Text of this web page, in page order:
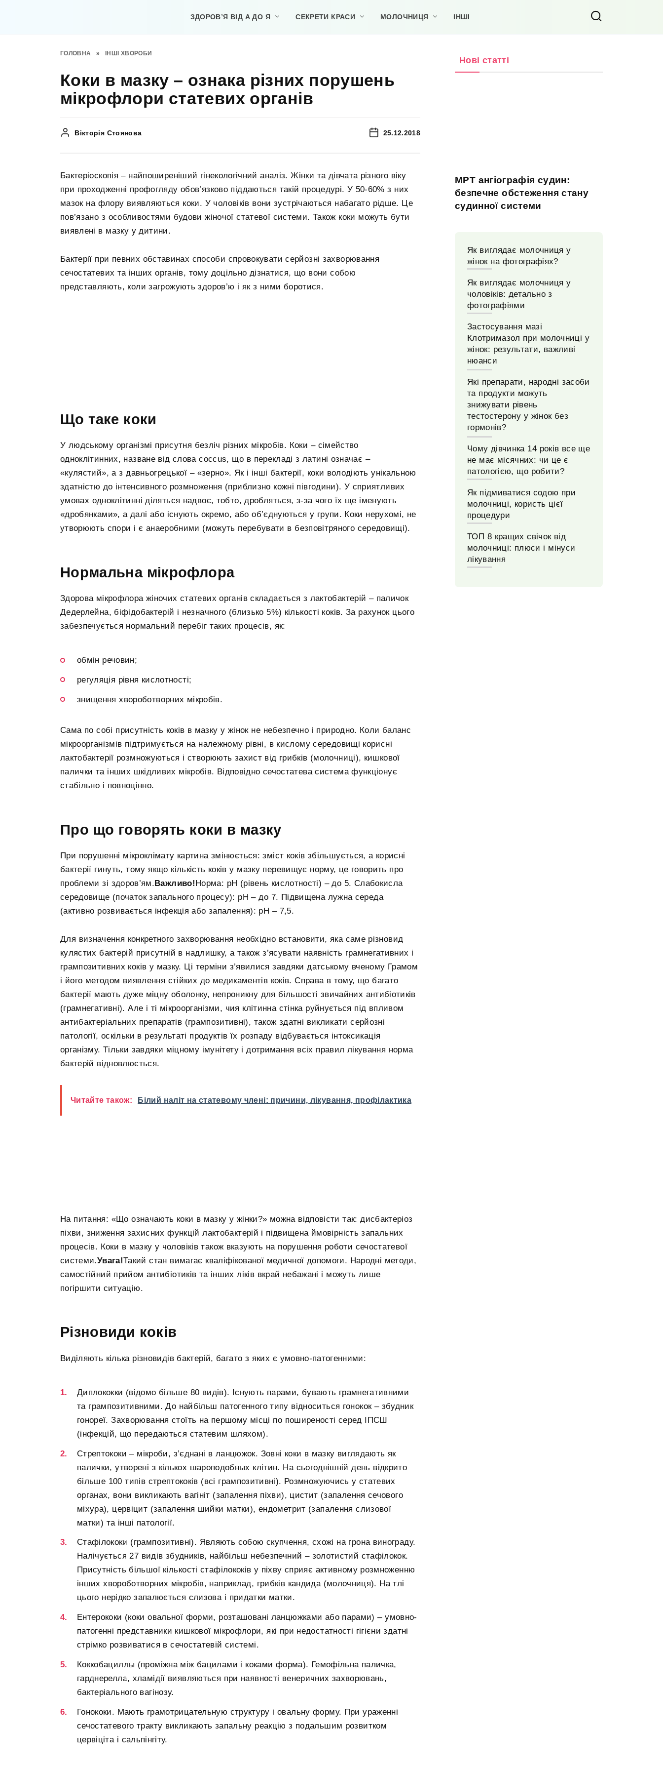
ЗДОРОВ’Я ВІД А ДО Я СЕКРЕТИ КРАСИ МОЛОЧНИЦЯ ІНШІ
ГОЛОВНА » ІНШІ ХВОРОБИ
Коки в мазку – ознака різних порушень
мікрофлори статевих органів
Вікторія Стоянова 25.12.2018
Бактеріоскопія – найпоширеніший гінекологічний аналіз. Жінки та дівчата різного віку
при проходженні профогляду обов’язково піддаються такій процедурі. У 50-60% з них
мазок на флору виявляються коки. У чоловіків вони зустрічаються набагато рідше. Це
пов’язано з особливостями будови жіночої статевої системи. Також коки можуть бути
виявлені в мазку у дитини.
Бактерії при певних обставинах способи спровокувати серйозні захворювання
сечостатевих та інших органів, тому доцільно дізнатися, що вони собою
представляють, коли загрожують здоров’ю і як з ними боротися.
Що таке коки
У людському організмі присутня безліч різних мікробів. Коки – сімейство
одноклітинних, назване від слова coccus, що в перекладі з латині означає –
«кулястий», а з давньогрецької – «зерно». Як і інші бактерії, коки володіють унікальною
здатністю до інтенсивного розмноження (приблизно кожні півгодини). У сприятливих
умовах одноклітинні діляться надвоє, тобто, дробляться, з-за чого їх ще іменують
«дробянками», а далі або існують окремо, або об’єднуються у групи. Коки нерухомі, не
утворюють спори і є анаеробними (можуть перебувати в безповітряного середовищі).
Нормальна мікрофлора
Здорова мікрофлора жіночих статевих органів складається з лактобактерій – паличок
Дедерлейна, біфідобактерій і незначного (близько 5%) кількості коків. За рахунок цього
забезпечується нормальний перебіг таких процесів, як:
обмін речовин;
регуляція рівня кислотності;
знищення хвороботворних мікробів.
Сама по собі присутність коків в мазку у жінок не небезпечно і природно. Коли баланс
мікроорганізмів підтримується на належному рівні, в кислому середовищі корисні
лактобактерії розмножуються і створюють захист від грибків (молочниці), кишкової
палички та інших шкідливих мікробів. Відповідно сечостатева система функціонує
стабільно і повноцінно.
Про що говорять коки в мазку
При порушенні мікроклімату картина змінюється: зміст коків збільшується, а корисні
бактерії гинуть, тому якщо кількість коків у мазку перевищує норму, це говорить про
проблеми зі здоров’ям.Важливо!Норма: рН (рівень кислотності) – до 5. Слабокисла
середовище (початок запального процесу): рН – до 7. Підвищена лужна середа
(активно розвивається інфекція або запалення): рН – 7,5.
Для визначення конкретного захворювання необхідно встановити, яка саме різновид
кулястих бактерій присутній в надлишку, а також з’ясувати наявність грамнегативних і
грампозитивних коків у мазку. Ці терміни з’явилися завдяки датському вченому Грамом
і його методом виявлення стійких до медикаментів коків. Справа в тому, що багато
бактерії мають дуже міцну оболонку, непроникну для більшості звичайних антибіотиків
(грамнегативні). Але і ті мікроорганізми, чия клітинна стінка руйнується під впливом
антибактеріальних препаратів (грампозитивні), також здатні викликати серйозні
патології, оскільки в результаті продуктів їх розпаду відбувається інтоксикація
організму. Тільки завдяки міцному імунітету і дотримання всіх правил лікування норма
бактерій відновлюється.
Читайте також: Білий наліт на статевому члені: причини, лікування, профілактика
На питання: «Що означають коки в мазку у жінки?» можна відповісти так: дисбактеріоз
піхви, зниження захисних функцій лактобактерій і підвищена ймовірність запальних
процесів. Коки в мазку у чоловіків також вказують на порушення роботи сечостатевої
системи.Увага!Такий стан вимагає кваліфікованої медичної допомоги. Народні методи,
самостійний прийом антибіотиків та інших ліків вкрай небажані і можуть лише
погіршити ситуацію.
Різновиди коків
Виділяють кілька різновидів бактерій, багато з яких є умовно-патогенними:
Диплококки (відомо більше 80 видів). Існують парами, бувають грамнегативними
та грампозитивними. До найбільш патогенного типу відноситься гонокок – збудник
гонореї. Захворювання стоїть на першому місці по поширеності серед ІПСШ
(інфекцій, що передаються статевим шляхом).
Стрептококи – мікроби, з’єднані в ланцюжок. Зовні коки в мазку виглядають як
палички, утворені з кількох шароподобных клітин. На сьогоднішній день відкрито
більше 100 типів стрептококів (всі грампозитивні). Розмножуючись у статевих
органах, вони викликають вагініт (запалення піхви), цистит (запалення сечового
міхура), цервіцит (запалення шийки матки), ендометрит (запалення слизової
матки) та інші патології.
Стафілококи (грампозитивні). Являють собою скупчення, схожі на грона винограду.
Налічується 27 видів збудників, найбільш небезпечний – золотистий стафілокок.
Присутність більшої кількості стафілококів у піхву сприяє активному розмноженню
інших хвороботворних мікробів, наприклад, грибків кандида (молочниця). На тлі
цього нерідко запалюється слизова і придатки матки.
Ентерококи (коки овальної форми, розташовані ланцюжками або парами) – умовно-
патогенні представники кишкової мікрофлори, які при недостатності гігієни здатні
стрімко розвиватися в сечостатевій системі.
Коккобациллы (проміжна між бацилами і коками форма). Гемофільна паличка,
гарднерелла, хламідії виявляються при наявності венеричних захворювань,
бактеріального вагінозу.
Гонококи. Мають грамотрицательную структуру і овальну форму. При ураженні
сечостатевого тракту викликають запальну реакцію з подальшим розвитком
цервіціта і сальпінгіту.
Нові статті
МРТ ангіографія судин:
безпечне обстеження стану
судинної системи
Як виглядає молочниця у
жінок на фотографіях?
Як виглядає молочниця у
чоловіків: детально з
фотографіями
Застосування мазі
Клотримазол при молочниці у
жінок: результати, важливі
нюанси
Які препарати, народні засоби
та продукти можуть
знижувати рівень
тестостерону у жінок без
гормонів?
Чому дівчинка 14 років все ще
не має місячних: чи це є
патологією, що робити?
Як підмиватися содою при
молочниці, користь цієї
процедури
ТОП 8 кращих свічок від
молочниці: плюси і мінуси
лікування